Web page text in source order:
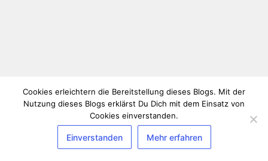
Cookies erleichtern die Bereitstellung dieses Blogs. Mit der
Nutzung dieses Blogs erklärst Du Dich mit dem Einsatz von
Cookies einverstanden.
Einverstanden Mehr erfahren